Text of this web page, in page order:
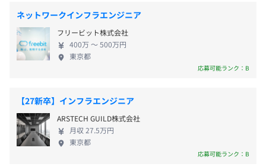
た協力体制を整えています。
◆サポリスト制度
る制度です。補助の対象は「サポリスト」と呼ばれるリス
トから選ぶことが可能です。
※サポリストの例
・書籍全般
・ディスプレイ
※エンジニアは2年目から裁量労働制適用となります。
休憩時間：60分
平均残業時間：平均31時間／月
・完全週休2日制（土・日）
・国民の祝日
・夏期休暇（毎年3日間）
・年末年始休暇（12月29日～1月3日）
ー』：官公庁や地方自治体における行政手続きのあ
らゆるデジタル化推進の支援。 ・『CARTシリー
ズ』：アプリやECを活用し、デジタルとリアルを横
断した新しい購買体験を提供。 わたしたちは「新し
い力とインターネットで日本の閉塞感を打破する」
領域を舞台に、この先もチャレンジが続くなか、大
きな成果を出すには新しい力が必要です。若手の台頭
を喜ぶ組織・安心／充実の育成制度・高い技術力を
磨ける成長環境で、自分の能力を最大限に発揮して
ネットワークインフラエンジニア
フリービット株式会社
400万 〜 500万円
東京都
応募可能ランク：B
【27新卒】インフラエンジニア
ARSTECH GUILD株式会社
月収 27.5万円
東京都
応募可能ランク：B